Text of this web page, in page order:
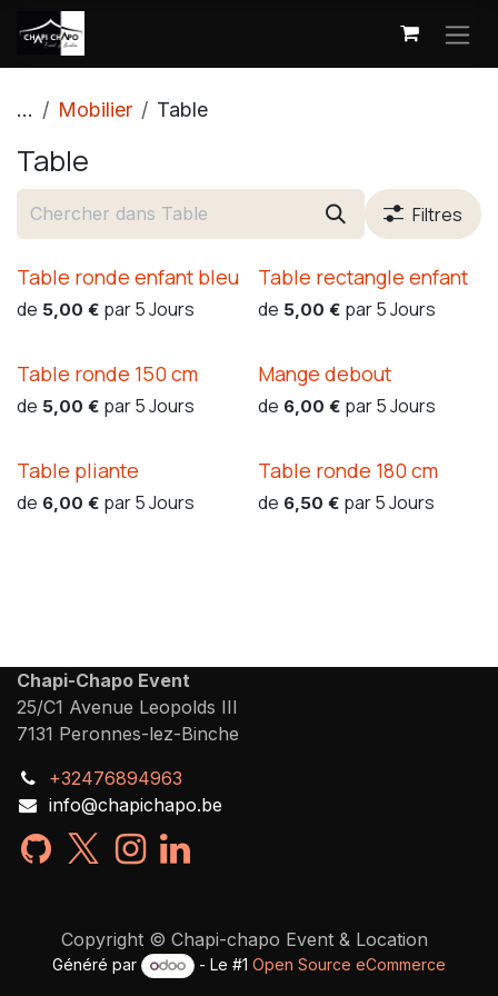
Se rendre au contenu
... Mobilier Table
Table
Filtres
Table ronde enfant bleu
de 5,00 € par5Jours
Table rectangle enfant
de 5,00 € par5Jours
Table ronde 150 cm
de 5,00 € par5Jours
Mange debout
de 6,00 € par5Jours
Table pliante
de 6,00 € par5Jours
Table ronde 180 cm
de 6,50 € par5Jours
Chapi-Chapo Event
25/C1 Avenue Leopolds III
7131 Peronnes-lez-Binche
+32476894963
info@chapichapo.be
Copyright © Chapi-chapo Event & Location
Généré par - Le #1Open Source eCommerce